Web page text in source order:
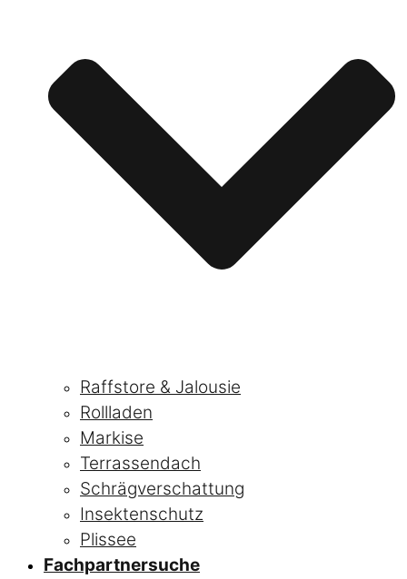
Raffstore & Jalousie
Rollladen
Markise
Terrassendach
Schrägverschattung
Insektenschutz
Plissee
Fachpartnersuche